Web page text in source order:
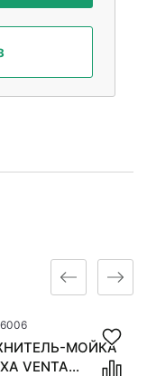
МОЙКА
VENTA